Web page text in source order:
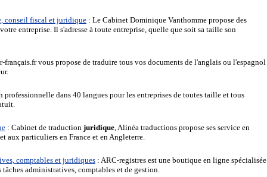
conseil fiscal et juridique : Le Cabinet Dominique Vanthomme propose des
entreprise. Il s'adresse à toute entreprise, quelle que soit sa taille son
français.fr vous propose de traduire tous vos documents de l'anglais ou l'espagnol
dans 40 langues pour les entreprises de toutes taille et tous
: Cabinet de traduction juridique, Alinéa traductions propose ses service en
aux particuliers en France et en Angleterre.
comptables et juridiques : ARC-registres est une boutique en ligne spécialisée
administratives, comptables et de gestion.